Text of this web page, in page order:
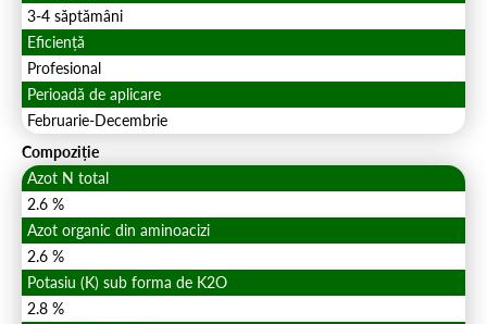
3-4 săptămâni
Eficiență
Profesional
Perioadă de aplicare
Februarie-Decembrie
Compoziție
Azot N total
2.6 %
Azot organic din aminoacizi
2.6 %
Potasiu (K) sub forma de K2O
2.8 %